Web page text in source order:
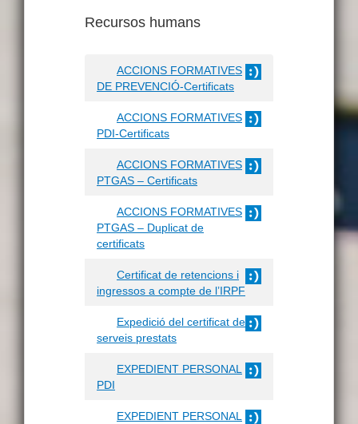
Recursos humans
ACCIONS FORMATIVES
DE PREVENCIÓ-Certificats
ACCIONS FORMATIVES
PDI-Certificats
ACCIONS FORMATIVES
PTGAS – Certificats
ACCIONS FORMATIVES
PTGAS – Duplicat de
certificats
Certificat de retencions i
ingressos a compte de l’IRPF
Expedició del certificat de
serveis prestats
EXPEDIENT PERSONAL
PDI
EXPEDIENT PERSONAL